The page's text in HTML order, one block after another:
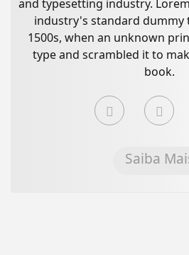
and typesetting industry.
industry's standard dummy
1500s, when an unknown
type and scrambled it to
book.
Saiba